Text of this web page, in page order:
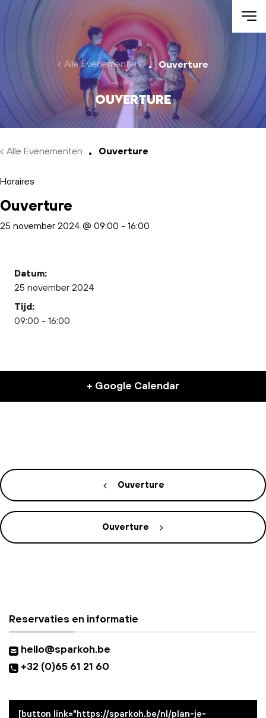
Skip to main content
Alle Evenementen Ouverture
Ouverture
Alle Evenementen Ouverture
Horaires
Ouverture
25 november 2024 @ 09:00 - 16:00
Datum:
25 november 2024
Tijd:
09:00 - 16:00
+ Google Calendar
Ouverture
Ouverture
Reservaties en informatie
hello@sparkoh.be
+32 (0)65 61 21 60
[button link="https://sparkoh.be/nl/plan-je-